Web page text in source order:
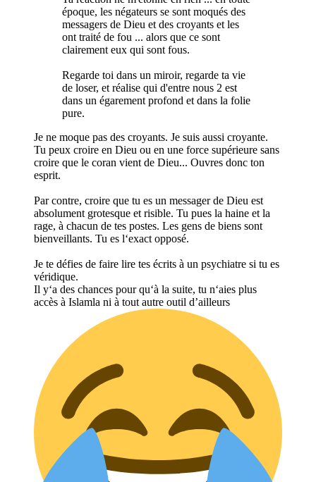
époque, les négateurs se sont moqués des
messagers de Dieu et des croyants et les
ont traité de fou ... alors que ce sont
clairement eux qui sont fous.
Regarde toi dans un miroir, regarde ta vie
de loser, et réalise qui d'entre nous 2 est
dans un égarement profond et dans la folie
pure.
Je ne moque pas des croyants. Je suis aussi croyante.
Tu peux croire en Dieu ou en une force supérieure sans
croire que le coran vient de Dieu... Ouvres donc ton
esprit.
Par contre, croire que tu es un messager de Dieu est
absolument grotesque et risible. Tu pues la haine et la
rage, à chacun de tes postes. Les gens de biens sont
bienveillants. Tu es l‘exact opposé.
Je te défies de faire lire tes écrits à un psychiatre si tu es
véridique.
Il y‘a des chances pour qu‘à la suite, tu n‘aies plus
accès à Islamla ni à tout autre outil d’ailleurs